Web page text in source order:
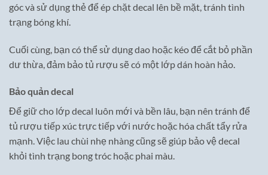
góc và sử dụng thẻ để ép chặt decal lên bề mặt, tránh tình
trạng bóng khí.
Cuối cùng, bạn có thể sử dụng dao hoặc kéo để cắt bỏ phần
dư thừa, đảm bảo tủ rượu sẽ có một lớp dán hoàn hảo.
Bảo quản decal
Để giữ cho lớp decal luôn mới và bền lâu, bạn nên tránh để
tủ rượu tiếp xúc trực tiếp với nước hoặc hóa chất tẩy rửa
mạnh. Việc lau chùi nhẹ nhàng cũng sẽ giúp bảo vệ decal
khỏi tình trạng bong tróc hoặc phai màu.